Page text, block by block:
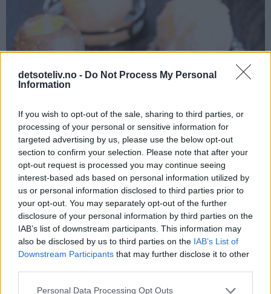
detsoteliv.no - Do Not Process My Personal
Information
If you wish to opt-out of the sale, sharing to third parties, or
processing of your personal or sensitive information for
targeted advertising by us, please use the below opt-out
section to confirm your selection. Please note that after your
opt-out request is processed you may continue seeing
interest-based ads based on personal information utilized by
us or personal information disclosed to third parties prior to
your opt-out. You may separately opt-out of the further
disclosure of your personal information by third parties on the
IAB’s list of downstream participants. This information may
also be disclosed by us to third parties on the IAB’s List of
Downstream Participants that may further disclose it to other
Personal Data Processing Opt Outs